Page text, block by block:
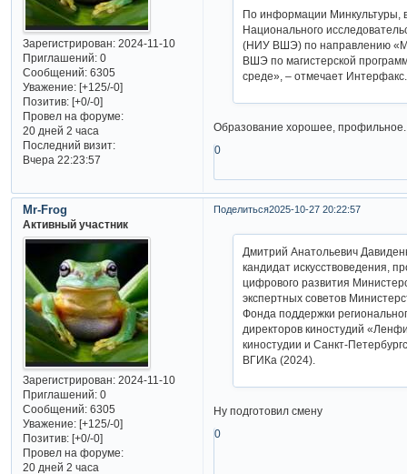
Зарегистрирован: 2024-11-10
Приглашений:0
Сообщений:6305
Уважение: [+125/-0]
Позитив: [+0/-0]
Провел на форуме:
20 дней 2 часа
Последний визит:
Вчера 22:23:57
По информации Минкультуры,
Национального
(НИУ ВШЭ) по направлению
ВШЭ по магистерской
среде», – отмечает Интерфакс.
Образование хорошее, профильное.
0
Поделиться2025-10-27 20:22:57
Mr-Frog
Активный участник
Зарегистрирован: 2024-11-10
Приглашений:0
Сообщений:6305
Уважение: [+125/-0]
Позитив: [+0/-0]
Провел на форуме:
20 дней 2 часа
Дмитрий Анатольевич
кандидат искусствоведения,
цифрового развития
экспертных советов
Фонда поддержки
директоров киностудий
киностудии и Санкт-
ВГИКа (2024).
Ну подготовил смену
0